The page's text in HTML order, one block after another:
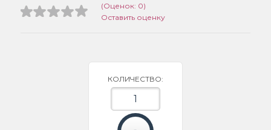
(Оценок: 0)
Оставить оценку
КОЛИЧЕСТВО: